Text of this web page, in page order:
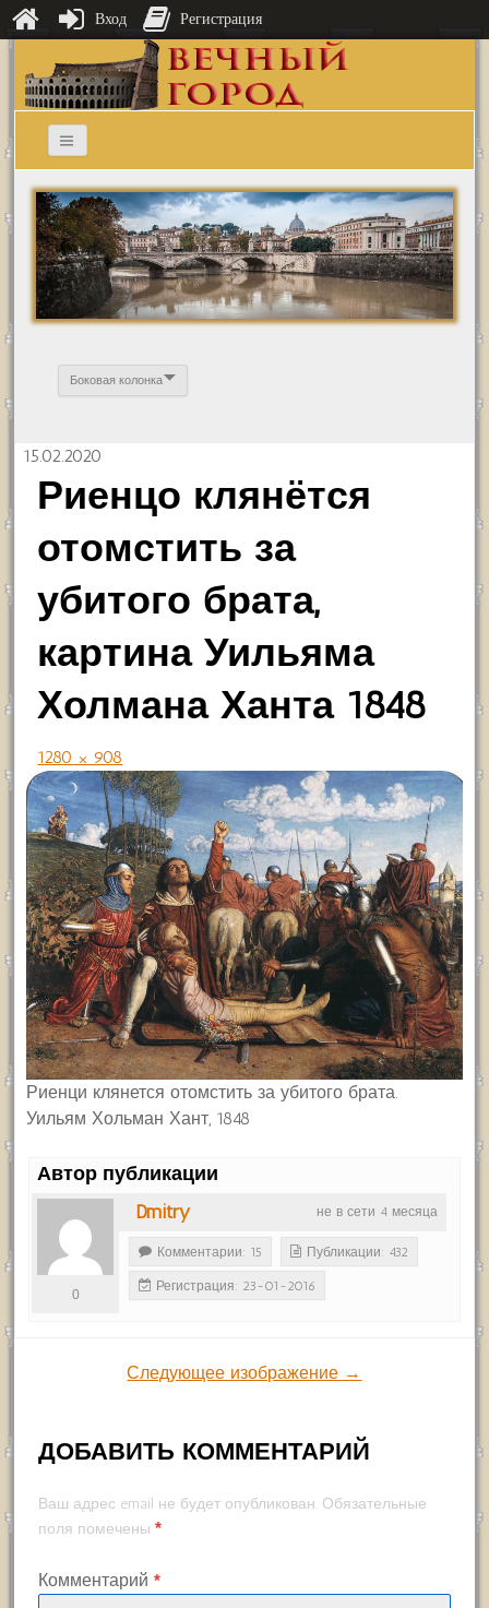
Боковая колонка
15.02.2020
Риенцо клянётся
отомстить за
убитого брата,
картина Уильяма
Холмана Ханта 1848
1280 × 908
Риенци клянется отомстить за убитого брата.
Уильям Хольман Хант, 1848
Автор публикации
не в сети 4 месяца
Dmitry
0
Комментарии: 15 Публикации: 432
Регистрация: 23-01-2016
Следующее изображение →
ДОБАВИТЬ КОММЕНТАРИЙ
Ваш адрес email не будет опубликован. Обязательные
поля помечены *
Комментарий *
Вход Регистрация